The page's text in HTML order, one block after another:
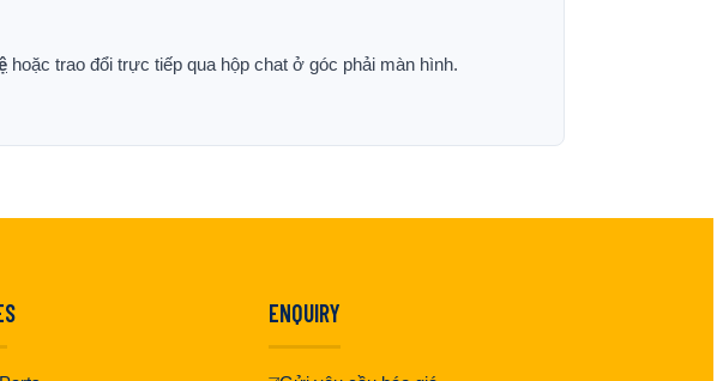
hoặc trao đổi trực tiếp qua hộp chat ở góc phải màn hình.
ENQUIRY